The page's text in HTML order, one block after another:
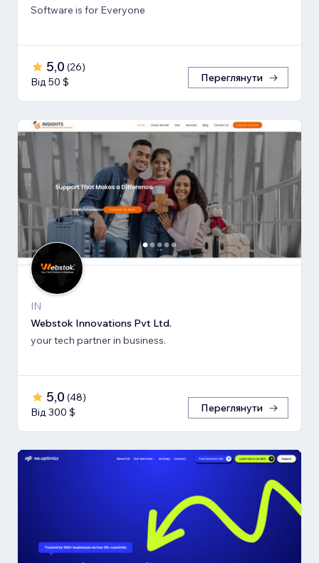
Software is for Everyone
5,0 (26)
Від 50 $
Переглянути
IN
Webstok Innovations Pvt Ltd.
your tech partner in business.
5,0 (48)
Від 300 $
Переглянути